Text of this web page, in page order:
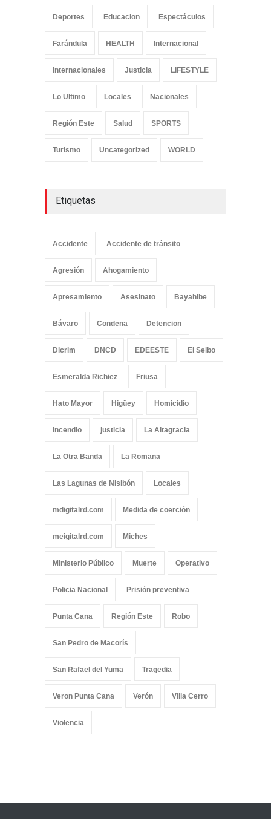
Deportes Educacion Espectáculos
Farándula HEALTH Internacional
Internacionales Justicia LIFESTYLE
Lo Ultimo Locales Nacionales
Región Este Salud SPORTS
Turismo Uncategorized WORLD
Etiquetas
Accidente Accidente de tránsito
Agresión Ahogamiento
Apresamiento Asesinato Bayahibe
Bávaro Condena Detencion
Dicrim DNCD EDEESTE El Seibo
Esmeralda Richiez Friusa
Hato Mayor Higüey Homicidio
Incendio justicia La Altagracia
La Otra Banda La Romana
Las Lagunas de Nisibón Locales
mdigitalrd.com Medida de coerción
meigitalrd.com Miches
Ministerio Público Muerte Operativo
Policia Nacional Prisión preventiva
Punta Cana Región Este Robo
San Pedro de Macorís
San Rafael del Yuma Tragedia
Veron Punta Cana Verón Villa Cerro
Violencia